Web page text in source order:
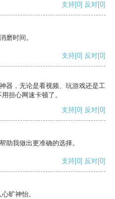
支持[0] 反对[0]
磨时间。
支持[0] 反对[0]
器，无论是看视频、玩游戏还是工
担心网速卡顿了。
支持[0] 反对[0]
助我做出更准确的选择。
支持[0] 反对[0]
旷神怡。